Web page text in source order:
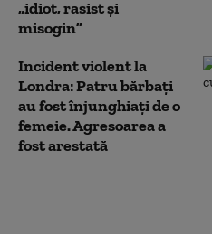
„idiot, rasist şi
misogin”
Incident violent la
Londra: Patru bărbaţi
au fost înjunghiaţi de o
femeie. Agresoarea a
fost arestată